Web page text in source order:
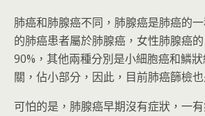
肺癌和肺腺癌不同，肺腺癌是肺癌的
的肺癌患者屬於肺腺癌，女性肺腺癌
90%，其他兩種分別是小細胞癌和鱗
關，佔小部分，因此，目前肺癌篩檢
可怕的是，肺腺癌早期沒有症狀，一